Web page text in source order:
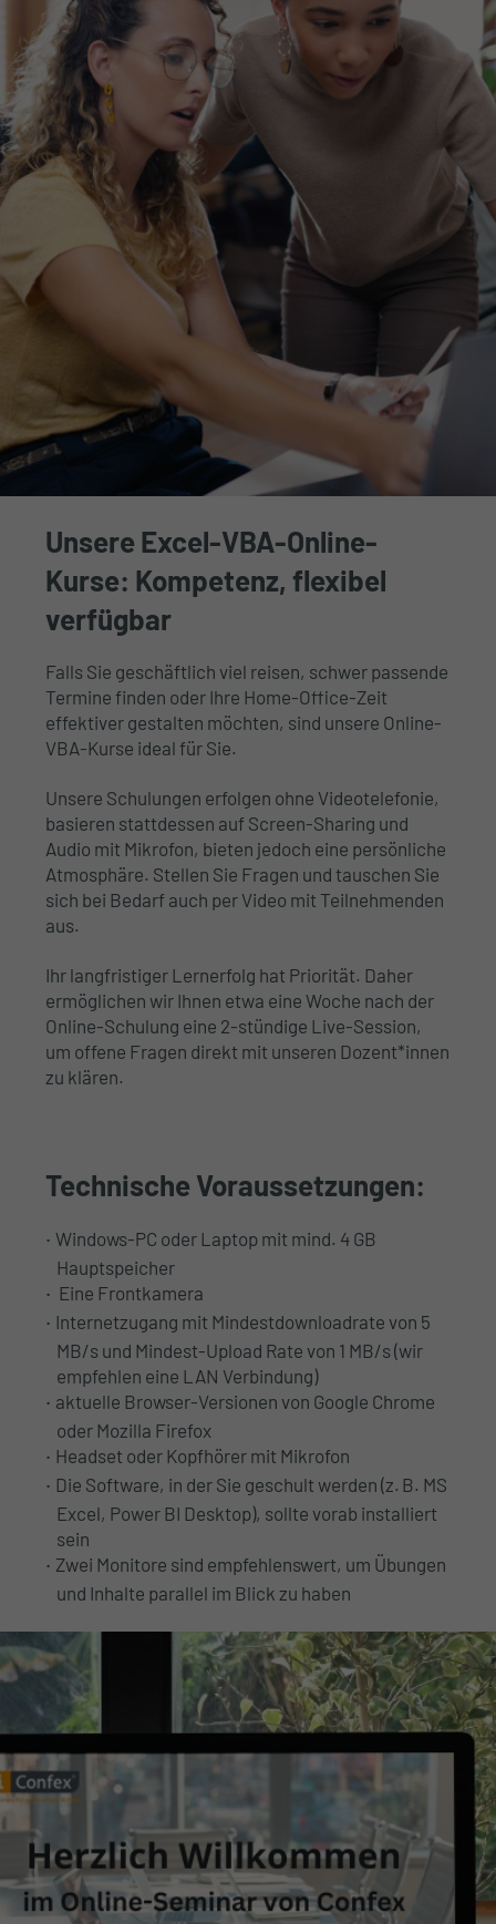
Unsere Excel-VBA-Online-
Kurse: Kompetenz, flexibel
verfügbar
Falls Sie geschäftlich viel reisen, schwer passende
Termine finden oder Ihre Home-Office-Zeit
effektiver gestalten möchten, sind unsere Online-
VBA-Kurse ideal für Sie.
Unsere Schulungen erfolgen ohne Videotelefonie,
basieren stattdessen auf Screen-Sharing und
Audio mit Mikrofon, bieten jedoch eine persönliche
Atmosphäre. Stellen Sie Fragen und tauschen Sie
sich bei Bedarf auch per Video mit Teilnehmenden
aus.
Ihr langfristiger Lernerfolg hat Priorität. Daher
ermöglichen wir Ihnen etwa eine Woche nach der
Online-Schulung eine 2-stündige Live-Session,
um offene Fragen direkt mit unseren Dozent*innen
zu klären.
Technische Voraussetzungen:
Windows-PC oder Laptop mit mind. 4 GB
Hauptspeicher
Eine Frontkamera
Internetzugang mit Mindestdownloadrate von 5
MB/s und Mindest-Upload Rate von 1 MB/s (wir
empfehlen eine LAN Verbindung)
aktuelle Browser-Versionen von Google Chrome
oder Mozilla Firefox
Headset oder Kopfhörer mit Mikrofon
Die Software, in der Sie geschult werden (z. B. MS
Excel, Power BI Desktop), sollte vorab installiert
sein
Zwei Monitore sind empfehlenswert, um Übungen
und Inhalte parallel im Blick zu haben